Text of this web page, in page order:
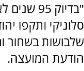
"בדיוק
סלוניקי ותקפו
שלבושות בשחור
הודעת המועצה.